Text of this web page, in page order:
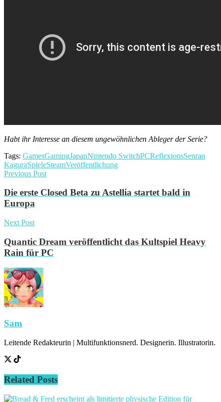
Habt ihr Interesse an diesem ungewöhnlichen Ableger der Serie?
Tags: GamesGamingJapanNintendo SwitchPCReflexionsSenran
KaguraSpieleSteamVeröffentlichung
Previous Post
Die erste Closed Beta zu Astellia startet bald in
Europa
Next Post
Quantic Dream veröffentlicht das Kultspiel Heavy
Rain für PC
Sam
Leitende Redakteurin | Multifunktionsnerd. Designerin. Illustratorin.
Related Posts